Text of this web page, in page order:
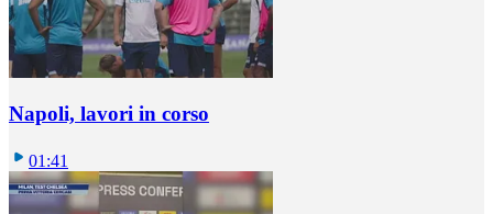
Napoli, lavori in corso
01:41